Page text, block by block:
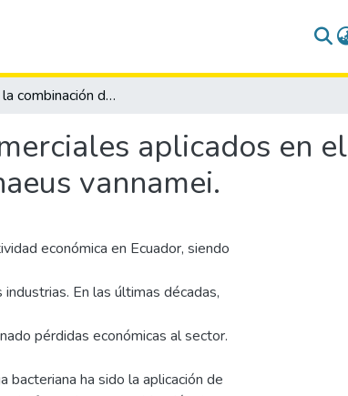
Efecto de la combinación de probióticos comerciales aplicados en el alimento de postlarvas de camarón Litopenaeus vannamei.
aplicados en el
vannamei.
económica en Ecuador, siendo
En las últimas décadas,
pérdidas económicas al sector.
bacteriana ha sido la aplicación de